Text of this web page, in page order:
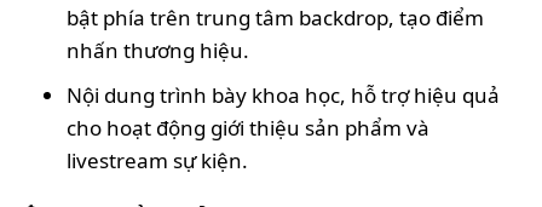
bật phía trên trung tâm backdrop, tạo điểm
nhấn thương hiệu.
Nội dung trình bày khoa học, hỗ trợ hiệu quả
cho hoạt động giới thiệu sản phẩm và
livestream sự kiện.